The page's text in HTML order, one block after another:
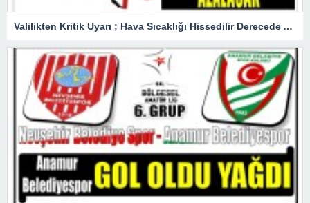
Valilikten Kritik Uyarı ; Hava Sıcaklığı Hissedilir Derecede Azalacak!